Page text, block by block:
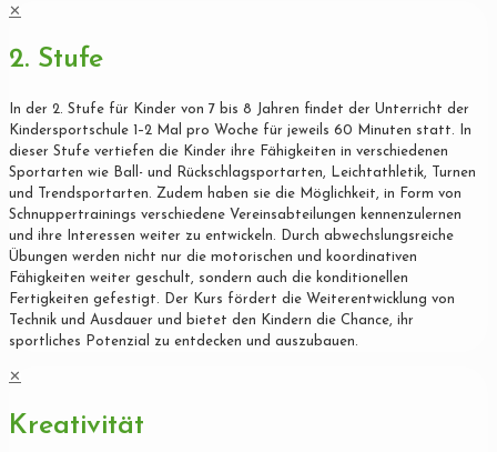
✕
2. Stufe
In der 2. Stufe für Kinder von 7 bis 8 Jahren findet der Unterricht der
Kindersportschule 1–2 Mal pro Woche für jeweils 60 Minuten statt. In
dieser Stufe vertiefen die Kinder ihre Fähigkeiten in verschiedenen
Sportarten wie Ball- und Rückschlagsportarten, Leichtathletik, Turnen
und Trendsportarten. Zudem haben sie die Möglichkeit, in Form von
Schnuppertrainings verschiedene Vereinsabteilungen kennenzulernen
und ihre Interessen weiter zu entwickeln. Durch abwechslungsreiche
Übungen werden nicht nur die motorischen und koordinativen
Fähigkeiten weiter geschult, sondern auch die konditionellen
Fertigkeiten gefestigt. Der Kurs fördert die Weiterentwicklung von
Technik und Ausdauer und bietet den Kindern die Chance, ihr
sportliches Potenzial zu entdecken und auszubauen.
✕
Kreativität